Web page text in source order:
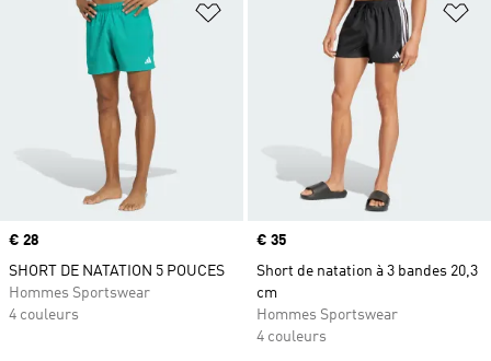
Ajouter à la Liste de produits
Prix
€ 28
SHORT DE NATATION 5 POUCES
Hommes Sportswear
4 couleurs
Prix
€ 35
Short de natation à 3 bandes 20,3
cm
Hommes Sportswear
4 couleurs